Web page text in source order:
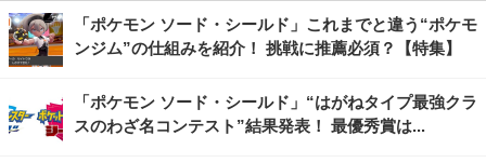
「ポケモン ソード・シールド」これまでと違う“ポケモ
ンジム”の仕組みを紹介！ 挑戦に推薦必須？【特集】
「ポケモン ソード・シールド」“はがねタイプ最強クラ
スのわざ名コンテスト”結果発表！ 最優秀賞は...